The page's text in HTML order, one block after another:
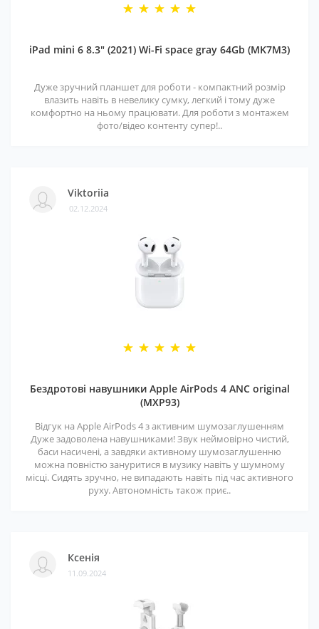
iPad mini 6 8.3" (2021) Wi-Fi space gray 64Gb (MK7M3)
Дуже зручний планшет для роботи - компактний розмір
влазить навіть в невелику сумку, легкий і тому дуже
комфортно на ньому працювати. Для роботи з монтажем
фото/відео контенту супер!..
Viktoriia
02.12.2024
Бездротові навушники Apple AirPods 4 ANC original
(MXP93)
Відгук на Apple AirPods 4 з активним шумозаглушенням
Дуже задоволена навушниками! Звук неймовірно чистий,
баси насичені, а завдяки активному шумозаглушенню
можна повністю зануритися в музику навіть у шумному
місці. Сидять зручно, не випадають навіть під час активного
руху. Автономність також приє..
Ксенія
11.09.2024